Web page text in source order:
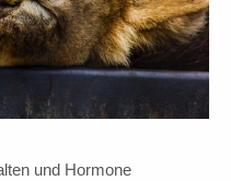
und Hormone